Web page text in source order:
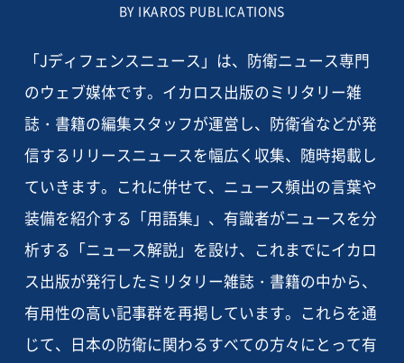
BY IKAROS PUBLICATIONS
「Jディフェンスニュース」は、防衛ニュース専門
のウェブ媒体です。イカロス出版のミリタリー雑
誌・書籍の編集スタッフが運営し、防衛省などが発
信するリリースニュースを幅広く収集、随時掲載し
ていきます。これに併せて、ニュース頻出の言葉や
装備を紹介する「用語集」、有識者がニュースを分
析する「ニュース解説」を設け、これまでにイカロ
ス出版が発行したミリタリー雑誌・書籍の中から、
有用性の高い記事群を再掲しています。これらを通
じて、日本の防衛に関わるすべての方々にとって有